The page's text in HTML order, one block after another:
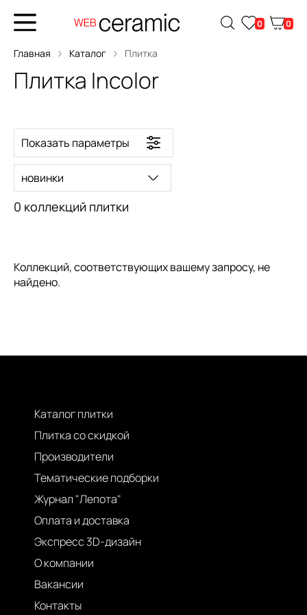
0 0
Главная Каталог Плитка
Плитка Incolor
Показать параметры
0 коллекций плитки
новинки
Коллекций, соответствующих вашему запросу, не
найдено.
Каталог плитки
Плитка со скидкой
Производители
Тематические подборки
Журнал "Лепота"
Оплата и доставка
Экспресс 3D-дизайн
О компании
Вакансии
Контакты